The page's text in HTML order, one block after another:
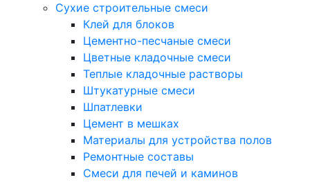
Сухие строительные смеси
Клей для блоков
Цементно-песчаные смеси
Цветные кладочные смеси
Теплые кладочные растворы
Штукатурные смеси
Шпатлевки
Цемент в мешках
Материалы для устройства полов
Ремонтные составы
Смеси для печей и каминов